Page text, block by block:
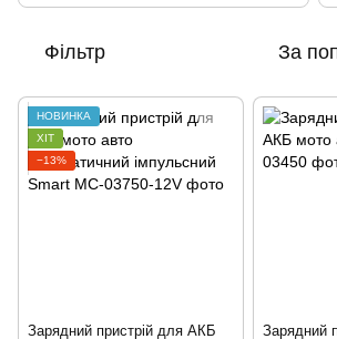
Фільтр За
НОВИНКА
ХІТ
−13%
Зарядний пристрій для АКБ
Зарядний